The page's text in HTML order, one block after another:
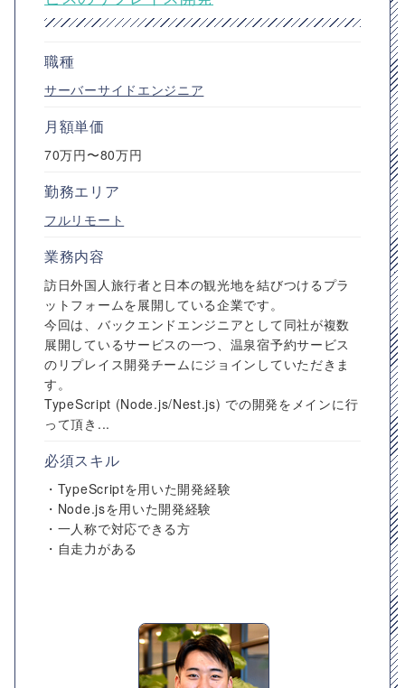
職種
サーバーサイドエンジニア
月額単価
70万円〜80万円
勤務エリア
フルリモート
業務内容
訪日外国人旅行者と日本の観光地を結びつけるプラ
ットフォームを展開している企業です。
今回は、バックエンドエンジニアとして同社が複数
展開しているサービスの一つ、温泉宿予約サービス
のリプレイス開発チームにジョインしていただきま
す。
TypeScript (Node.js/Nest.js) での開発をメインに行
って頂き...
必須スキル
・TypeScriptを用いた開発経験
・Node.jsを用いた開発経験
・一人称で対応できる方
・自走力がある